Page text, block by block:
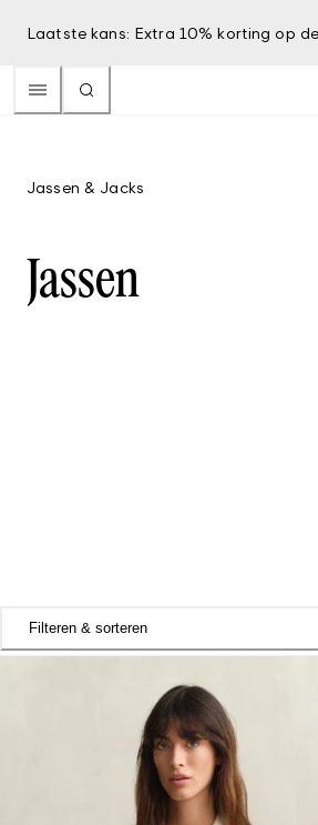
Laatste kans: Extra 10% korting op
Jassen & Jacks
Jassen
Filteren & sorteren